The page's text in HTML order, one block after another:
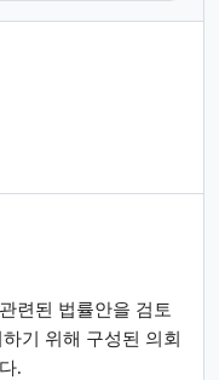
련된 법률안을 검토
기 위해 구성된 의회
.